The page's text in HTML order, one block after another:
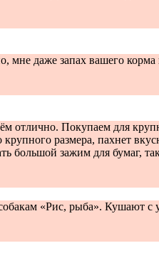
даже запах вашего корма
отлично. Покупаем для
размера, пахнет
большой зажим для бумаг,
«Рис, рыба». Кушают